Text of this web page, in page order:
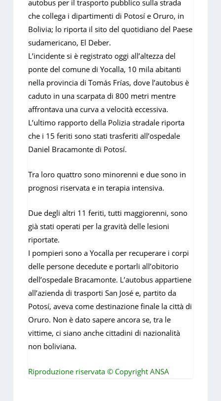
autobus per il trasporto pubblico sulla strada
che collega i dipartimenti di Potosí e Oruro, in
Bolivia; lo riporta il sito del quotidiano del Paese
sudamericano, El Deber.
L’incidente si è registrato oggi all’altezza del
ponte del comune di Yocalla, 10 mila abitanti
nella provincia di Tomás Frías, dove l’autobus è
caduto in una scarpata di 800 metri mentre
affrontava una curva a velocità eccessiva.
L’ultimo rapporto della Polizia stradale riporta
che i 15 feriti sono stati trasferiti all’ospedale
Daniel Bracamonte di Potosí.
Tra loro quattro sono minorenni e due sono in
prognosi riservata e in terapia intensiva.
Due degli altri 11 feriti, tutti maggiorenni, sono
già stati operati per la gravità delle lesioni
riportate.
I pompieri sono a Yocalla per recuperare i corpi
delle persone decedute e portarli all’obitorio
dell’ospedale Bracamonte. L’autobus appartiene
all’azienda di trasporti San José e, partito da
Potosí, aveva come destinazione finale la città di
Oruro. Non è dato sapere ancora se, tra le
vittime, ci siano anche cittadini di nazionalità
non boliviana.
Riproduzione riservata © Copyright ANSA